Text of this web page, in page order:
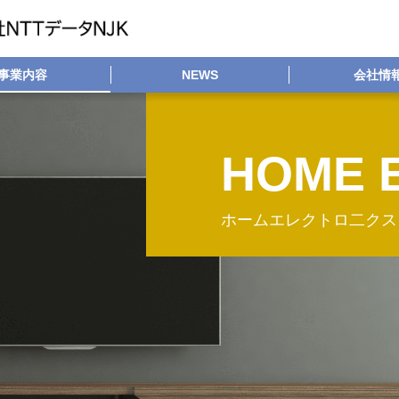
業内容 NEWS 会社情
HOME
ホームエレクトロ二クス